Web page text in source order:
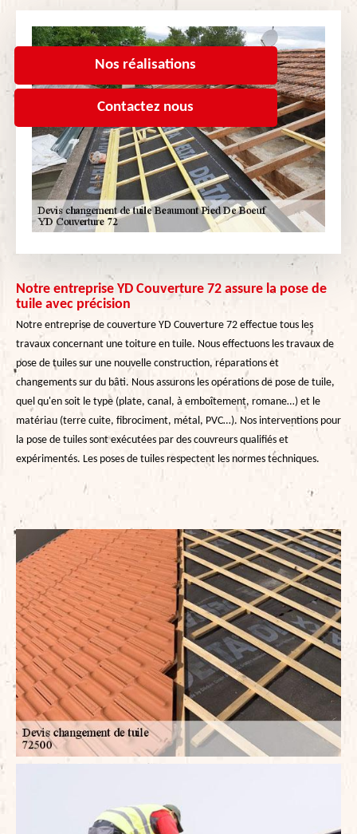
Nos réalisations
Contactez nous
Notre entreprise YD Couverture 72 assure la pose de
tuile avec précision
Notre entreprise de couverture YD Couverture 72 effectue tous les
travaux concernant une toiture en tuile. Nous effectuons les travaux de
pose de tuiles sur une nouvelle construction, réparations et
changements sur du bâti. Nous assurons les opérations de pose de tuile,
quel qu'en soit le type (plate, canal, à emboîtement, romane…) et le
matériau (terre cuite, fibrociment, métal, PVC…). Nos interventions pour
la pose de tuiles sont exécutées par des couvreurs qualifiés et
expérimentés. Les poses de tuiles respectent les normes techniques.